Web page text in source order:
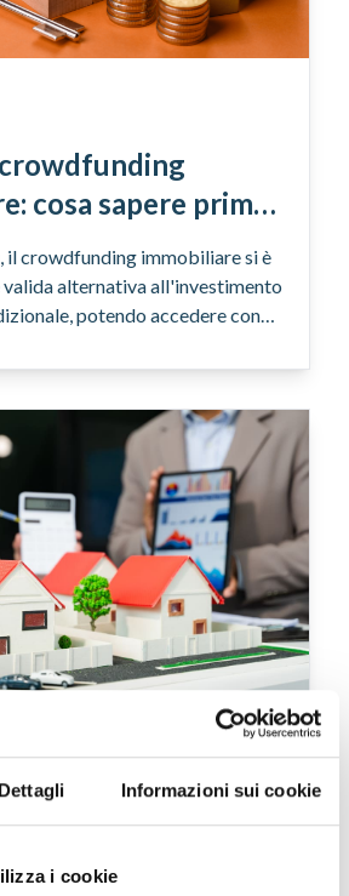
Dettagli Informazioni sui cookie
i cookie
cosa sapere prima
il crowdfunding immobiliare si è
alternativa all'investimento
potendo accedere con
dei rischi da conoscere e
2025:
e opportunità